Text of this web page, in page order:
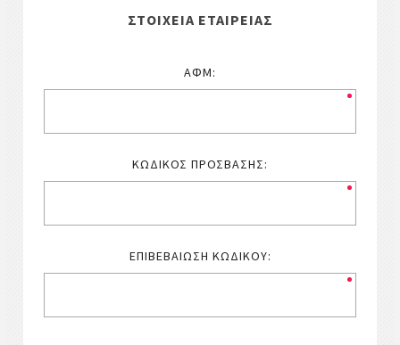
ΣΤΟΙΧΕΊΑ ΕΤΑΙΡΕΊΑΣ
ΑΦΜ:
ΚΩΔΙΚΌΣ ΠΡΌΣΒΑΣΗΣ:
ΕΠΙΒΕΒΑΊΩΣΗ ΚΩΔΙΚΟΎ: